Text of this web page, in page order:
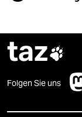
taz
Folgen Sie uns